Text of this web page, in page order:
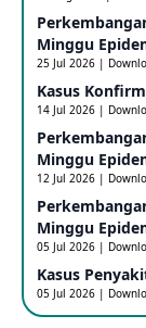
Update
Uganda
Kasus
Minggu
25 Jul 2026 |
Kasus
14 Jul 2026 |
Minggu
12 Jul 2026 |
Minggu
05 Jul 2026 |
Kasus
05 Jul 2026 |